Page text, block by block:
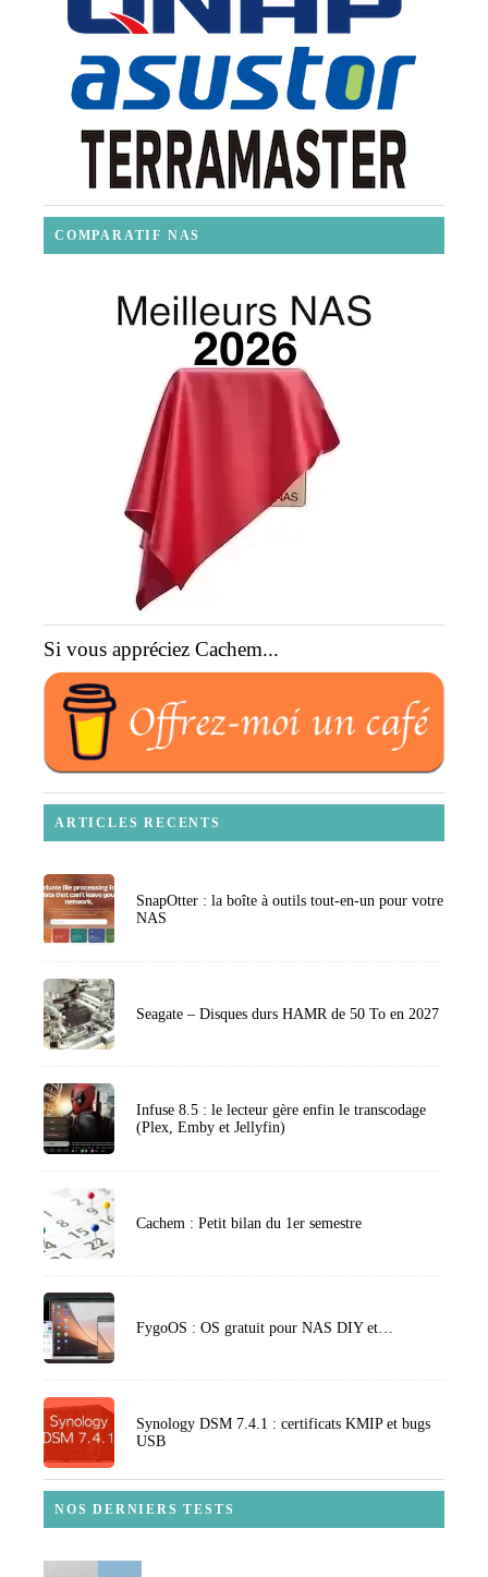
COMPARATIF NAS
Si vous appréciez Cachem...
ARTICLES RECENTS
SnapOtter : la boîte à outils tout-en-un pour votre
NAS
Seagate – Disques durs HAMR de 50 To en 2027
Infuse 8.5 : le lecteur gère enfin le transcodage
(Plex, Emby et Jellyfin)
Cachem : Petit bilan du 1er semestre
FygoOS : OS gratuit pour NAS DIY et…
Synology DSM 7.4.1 : certificats KMIP et bugs
USB
NOS DERNIERS TESTS